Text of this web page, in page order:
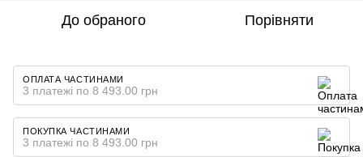
До обраного Порівняти
ОПЛАТА ЧАСТИНАМИ
3 платежі по 8 493.00 грн
ПОКУПКА ЧАСТИНАМИ
3 платежі по 8 493.00 грн